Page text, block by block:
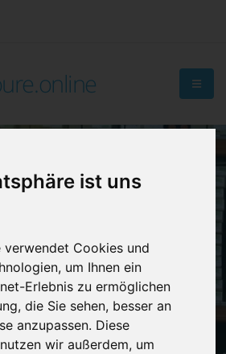
ist uns
verwendet Cookies und
um Ihnen ein
Erlebnis zu ermöglichen
die Sie sehen, besser an
anzupassen. Diese
wir außerdem, um